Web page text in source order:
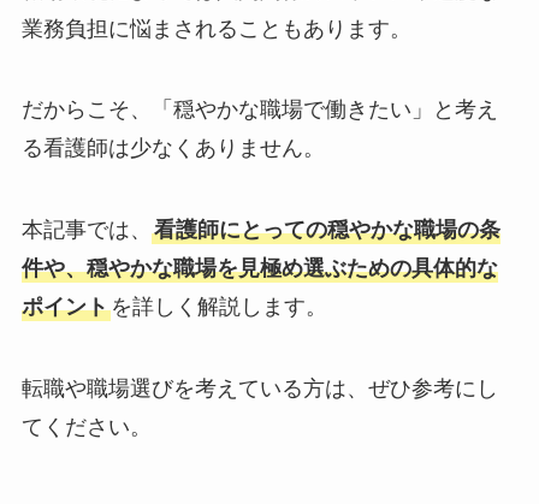
業務負担に悩まされることもあります。
だからこそ、「穏やかな職場で働きたい」と考え
る看護師は少なくありません。
本記事では、 看護師にとっての穏やかな職場の条
件や、穏やかな職場を見極め選ぶための具体的な
ポイントを詳しく解説します。
転職や職場選びを考えている方は、ぜひ参考にし
てください。